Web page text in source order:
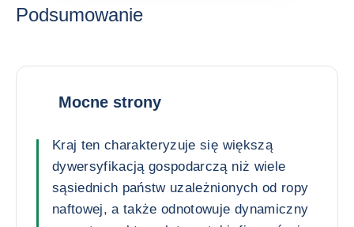
Podsumowanie
Mocne strony
Kraj ten charakteryzuje się większą
dywersyfikacją gospodarczą niż wiele
sąsiednich państw uzależnionych od ropy
naftowej, a także odnotowuje dynamiczny